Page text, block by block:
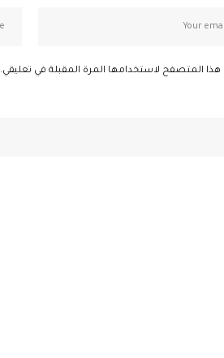
هذا المتصفح لاستخدامها المرة المقبلة في تعليقي.